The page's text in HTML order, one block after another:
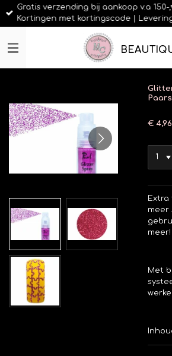
Ga
direct
de
Gratis verzending bij aankoop v.a 150-
Kortingen met kortingscode |
Paars
€ 4,96
Extra
meer
meer!
Met